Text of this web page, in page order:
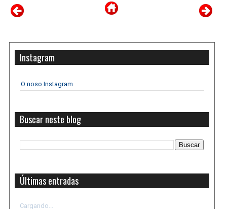
Instagram
O noso Instagram
Buscar neste blog
Últimas entradas
Cargando...